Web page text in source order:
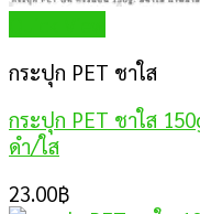
กระปุก PET ชาใส
กระปุก PET ชาใส
ดำ/ใส
23.00฿